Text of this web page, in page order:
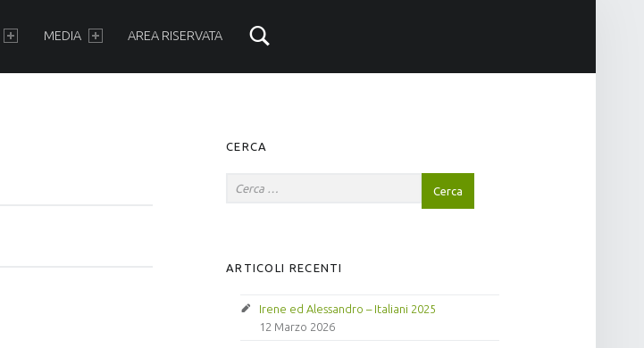
MEDIA AREA RISERVATA
CERCA
ARTICOLI RECENTI
Irene ed Alessandro – Italiani 2025
12 Marzo 2026